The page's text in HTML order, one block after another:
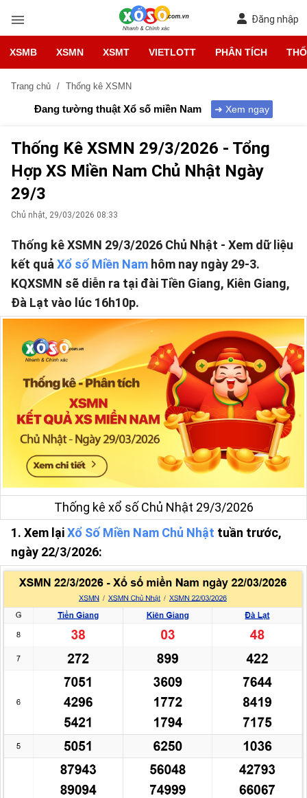
Đăng nhập
XSMB XSMN XSMT VIETLOTT PHÂN TÍCH
Trang chủ Thống kê XSMN
Đang tường thuật Xổ số miền Nam ➜ Xem ngay
Thống Kê XSMN 29/3/2026 - Tổng
Hợp XS Miền Nam Chủ Nhật Ngày
29/3
Chủ nhật, 29/03/2026 08:33
Thống kê XSMN 29/3/2026 Chủ Nhật - Xem dữ liệu
kết quả Xổ số Miền Nam hôm nay ngày 29-3.
KQXSMN sẽ diễn ra tại đài Tiền Giang, Kiên Giang,
Đà Lạt vào lúc 16h10p.
Thống kê xổ số Chủ Nhật 29/3/2026
1. Xem lạiXổ Số Miền Nam Chủ Nhật tuần trước,
ngày 22/3/2026: